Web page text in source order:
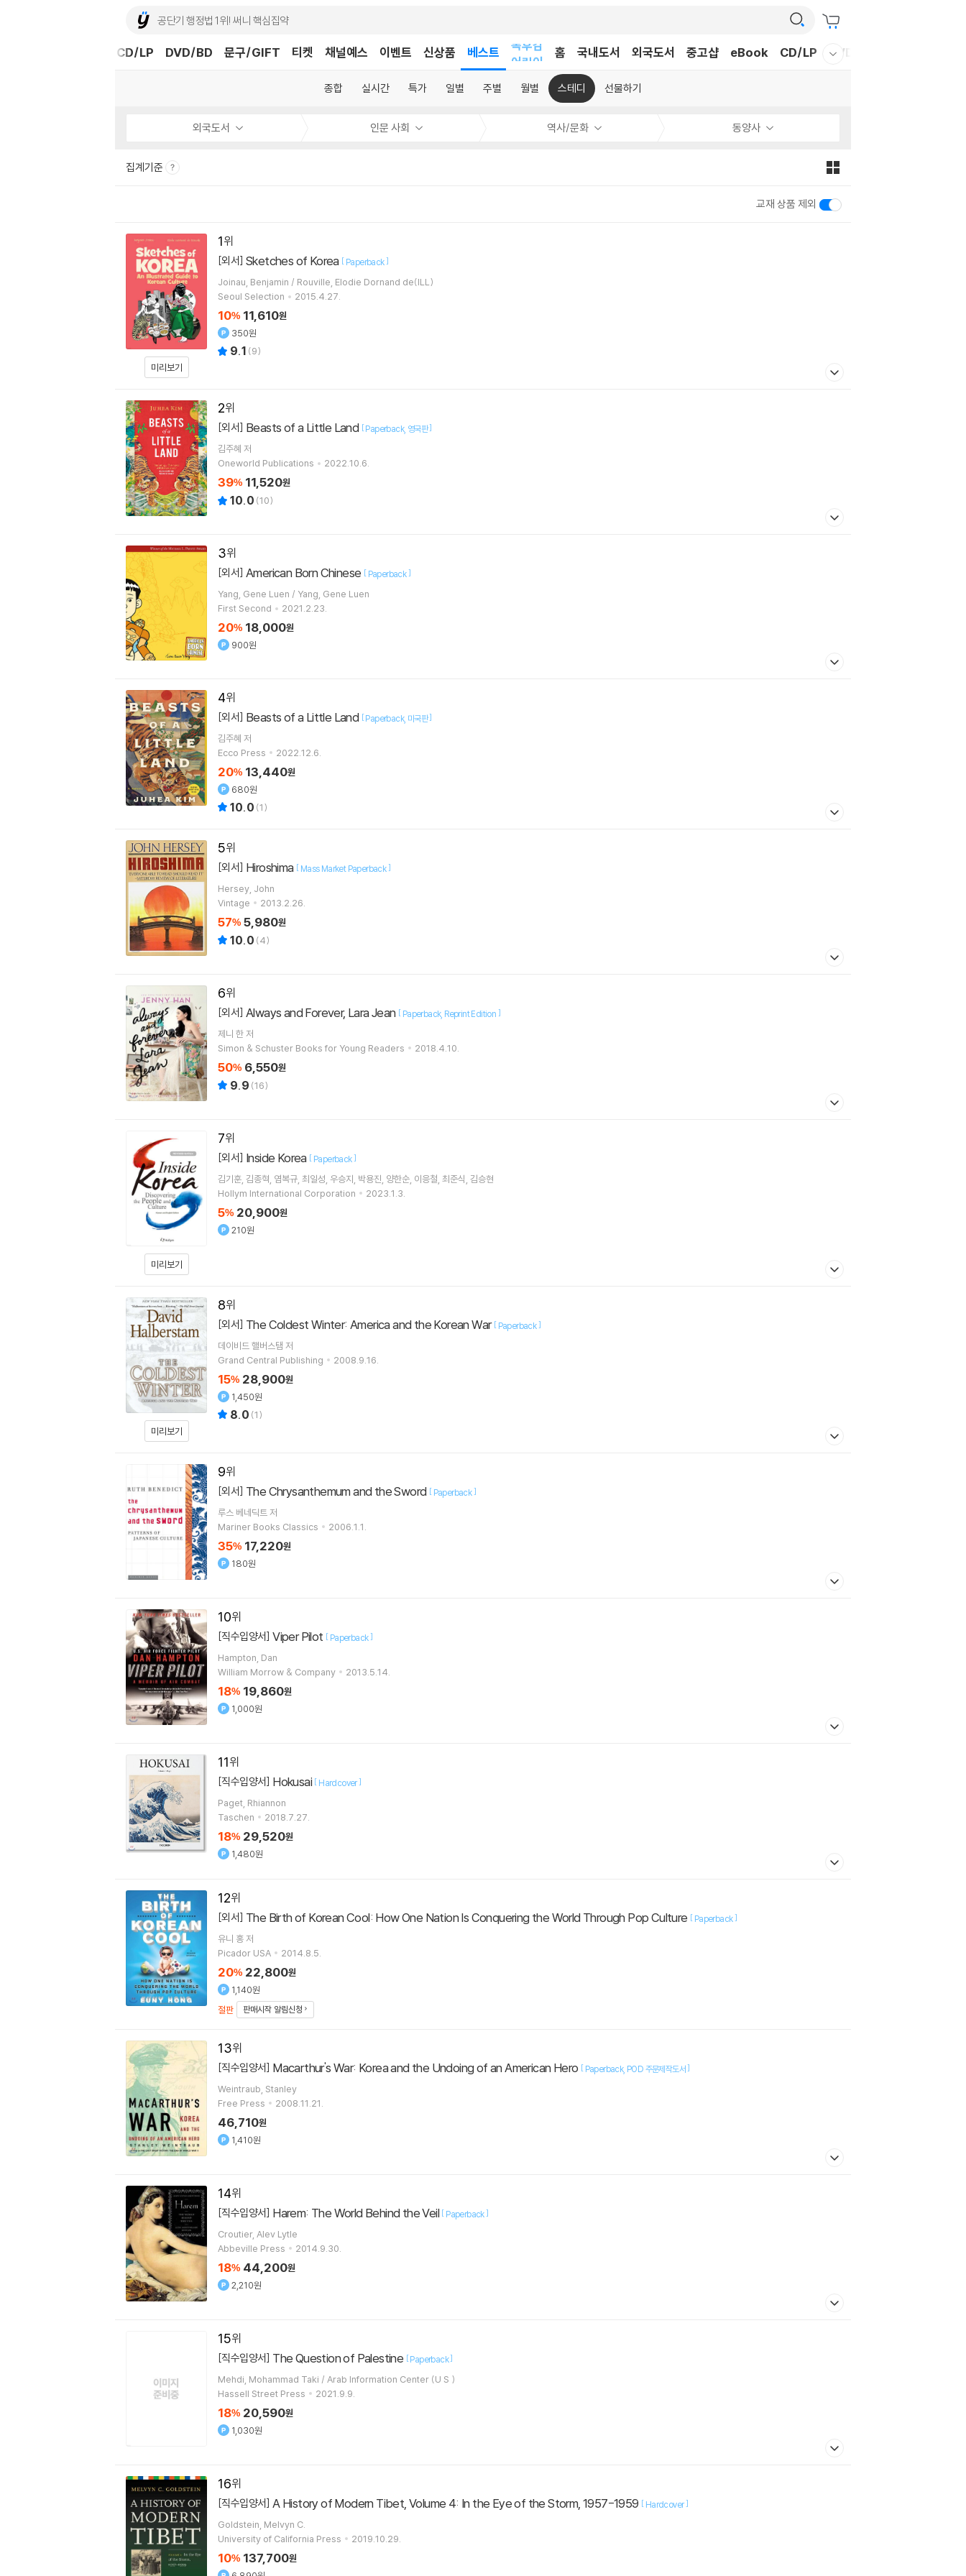
채널예스 이벤트 신상품 베스트
어린이
어린이
홈 국내도서 외국도서 중고샵 eBook CD/LP DVD/BD
CD/LP DVD/BD 문구/GIFT 티켓
종합 실시간 특가 일별 주별 월별 스테디 선물하기
외국도서 인문 사회 역사/문화 동양사
집계기준
교재 상품 제외
1
미리보기
[외서] Sketches of Korea [ Paperback]
Joinau, Benjamin / Rouville, Elodie Dornand de(ILL)
Seoul Selection
2015.4.27.
10% 11,610원
350원
9.1 (9)
2
[외서] Beasts of a Little Land [Paperback 영국판]
김주혜 저
Oneworld Publications
2022.10.6.
39% 11,520원
10.0 (10)
3
[외서] American Born Chinese [ Paperback]
Yang, Gene Luen / Yang, Gene Luen
First Second
2021.2.23.
20% 18,000원
900원
4
[외서] Beasts of a Little Land [Paperback 미국판]
김주혜 저
Ecco Press
2022.12.6.
20% 13,440원
680원
10.0 (1)
5
[외서] Hiroshima [ Mass Market Paperback]
Hersey, John
Vintage
2013.2.26.
57% 5,980원
10.0 (4)
6
[외서] Always and Forever, Lara Jean [ Paperback Reprint Edition ]
제니 한저
Simon & Schuster Books for Young Readers
2018.4.10.
50% 6,550원
9.9 (16)
7
미리보기
[외서] Inside Korea [ Paperback]
김기훈, 김종혁, 염복규, 최일성, 우승지, 박용진, 양한순, 이응철, 최준식, 김승현
Hollym International Corporation
2023.1.3.
5% 20,900원
210원
8
미리보기
[외서] The Coldest Winter: America and the Korean War [ Paperback]
데이비드 핼버스탬 저
Grand Central Publishing
2008.9.16.
15% 28,900원
1,450원
8.0 (1)
9
[외서] The Chrysanthemum and the Sword [ Paperback]
루스 베네딕트 저
Mariner Books Classics
2006.1.1.
35% 17,220원
180원
10
[직수입양서] Viper Pilot [ Paperback]
Hampton, Dan
William Morrow & Company
2013.5.14.
18% 19,860원
1,000원
11
[직수입양서] Hokusai [ Hardcover]
Paget, Rhiannon
Taschen
2018.7.27.
18% 29,520원
1,480원
12
[외서] The Birth of Korean Cool: How One Nation Is Conquering the World Through Pop Culture [ Paperback]
유니 홍저
Picador USA
2014.8.5.
20% 22,800원
1,140원
절판
판매시작 알림신청
13
[직수입양서] Macarthur's War: Korea and the Undoing of an American Hero [ Paperback POD 주문제작도서]
Weintraub, Stanley
Free Press
2008.11.21.
46,710원
1,410원
14
[직수입양서] Harem: The World Behind the Veil [ Paperback]
Croutier, Alev Lytle
Abbeville Press
2014.9.30.
18% 44,200원
2,210원
15
[직수입양서] The Question of Palestine [Paperback]
Mehdi, Mohammad Taki / Arab Information Center (U S )
Hassell Street Press
2021.9.9.
18% 20,590원
1,030원
16
[직수입양서] A History of Modern Tibet, Volume 4: In the Eye of the Storm, 1957-1959 [ Hardcover]
Goldstein, Melvyn C.
University of California Press
2019.10.29.
10% 137,700원